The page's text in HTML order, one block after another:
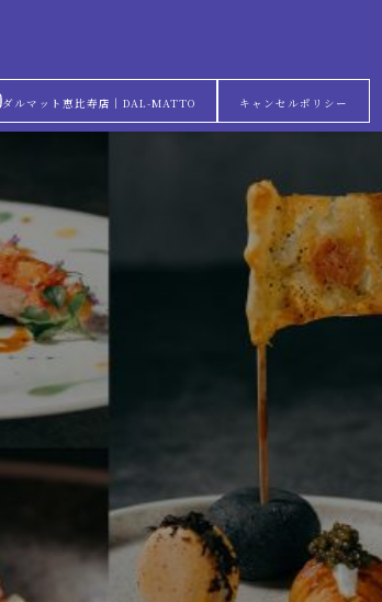
ダルマット恵比寿店｜DAL-MATTO キャンセルポリシー